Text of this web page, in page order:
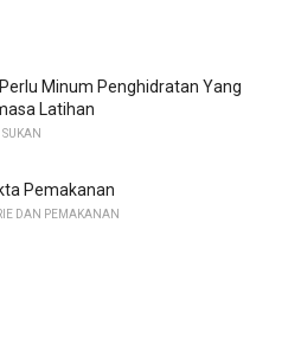
Minum Penghidratan Yang
Latihan
Pemakanan
DAN PEMAKANAN